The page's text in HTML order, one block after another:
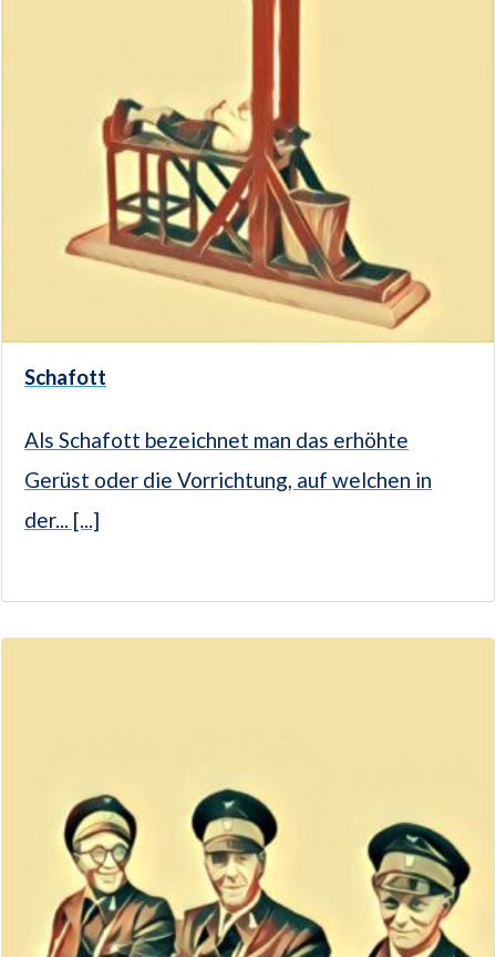
Schafott
Als Schafott bezeichnet man das erhöhte
Gerüst oder die Vorrichtung, auf welchen in
der... [...]